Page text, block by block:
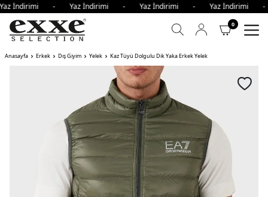
İndirimi - Yaz İndirimi - Yaz İndirimi - Yaz
0
Anasayfa Erkek Dış Giyim Yelek Kaz Tüyü Dolgulu Dik Yaka Erkek Yelek